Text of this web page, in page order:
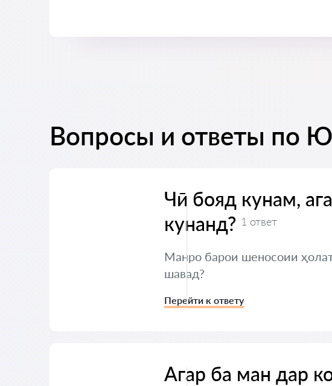
Вопросы и ответы по
Чӣ бояд кунам,
кунанд? 1 ответ
Манро барои шеносоии
шавад?
Перейти к ответу
Агар ба ман дар